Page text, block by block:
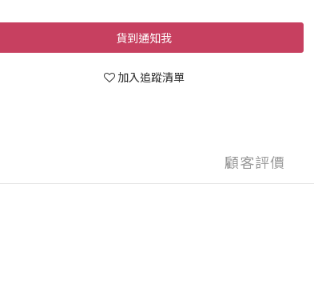
貨到通知我
加入追蹤清單
顧客評價